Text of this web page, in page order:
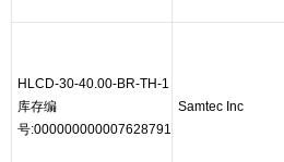
HLCD-30-40.00-BR-TH-1
库存编
号:000000000007628791
Samtec Inc